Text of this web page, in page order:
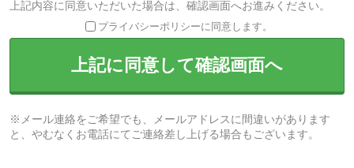
上記内容に同意いただいた場合は、確認画面へお進みください。
プライバシーポリシーに同意します。
上記に同意して確認画面へ
※メール連絡をご希望でも、メールアドレスに間違いがあります
と、やむなくお電話にてご連絡差し上げる場合もございます。